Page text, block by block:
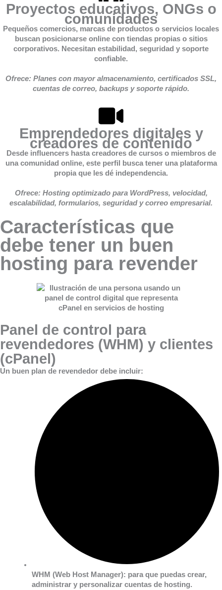
Proyectos educativos, ONGs o
comunidades
Pequeños comercios, marcas de productos o servicios locales
buscan posicionarse online con tiendas propias o sitios
corporativos. Necesitan estabilidad, seguridad y soporte
confiable.
Ofrece: Planes con mayor almacenamiento, certificados SSL,
cuentas de correo, backups y soporte rápido.
Emprendedores digitales y
creadores de contenido
Desde influencers hasta creadores de cursos o miembros de
una comunidad online, este perfil busca tener una plataforma
propia que les dé independencia.
Ofrece: Hosting optimizado para WordPress, velocidad,
escalabilidad, formularios, seguridad y correo empresarial.
Características que
debe tener un buen
hosting para revender
Panel de control para
revendedores (WHM) y clientes
(cPanel)
Un buen plan de revendedor debe incluir:
WHM (Web Host Manager): para que puedas crear,
administrar y personalizar cuentas de hosting.